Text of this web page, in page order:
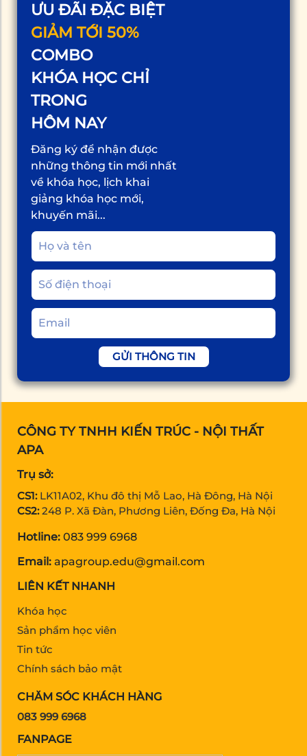
ƯU ĐÃI ĐẶC BIỆT
GIẢM TỚI 50%
COMBO
KHÓA HỌC CHỈ
TRONG
HÔM NAY
Đăng ký để nhận được
những thông tin mới nhất
về khóa học, lịch khai
giảng khóa học mới,
khuyến mãi...
GỬI THÔNG TIN
CÔNG TY TNHH KIẾN TRÚC - NỘI THẤT
APA
Trụ sở:
CS1: LK11A02, Khu đô thị Mỗ Lao, Hà Đông, Hà Nội
CS2: 248 P. Xã Đàn, Phương Liên, Đống Đa, Hà Nội
Hotline: 083 999 6968
Email: apagroup.edu@gmail.com
LIÊN KẾT NHANH
Khóa học
Sản phẩm học viên
Tin tức
Chính sách bảo mật
CHĂM SÓC KHÁCH HÀNG
083 999 6968
FANPAGE